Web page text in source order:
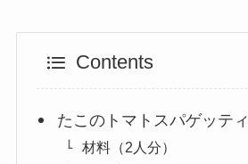
Contents
たこのトマトスパゲッティ
材料（2人分）